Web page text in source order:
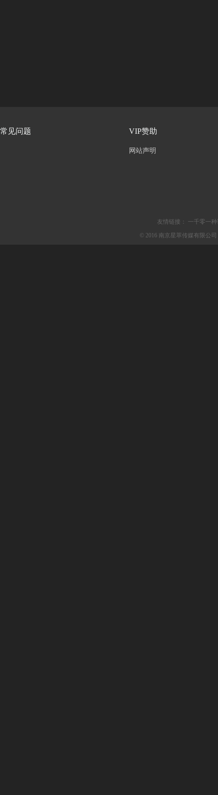
常见问题 VIP赞助
网站声明
友情链接：
一千零一
© 2016 南京星萃传媒有限公司